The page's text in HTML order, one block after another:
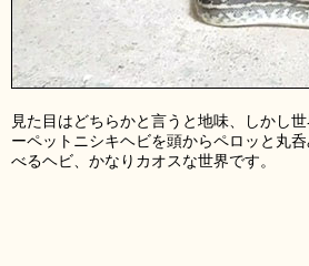
見た目はどちらかと言うと地味、しかし
ーペットニシキヘビを頭からペロッと丸
べるヘビ、かなりカオスな世界です。